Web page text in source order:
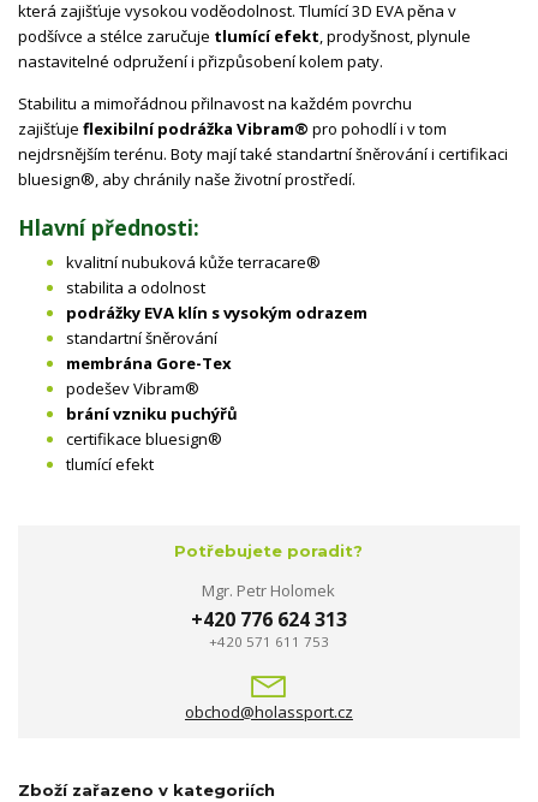
která zajišťuje vysokou voděodolnost. Tlumící 3D EVA pěna v
podšívce a stélce zaručuje tlumící efekt, prodyšnost, plynule
nastavitelné odpružení i přizpůsobení kolem paty.
Stabilitu a mimořádnou přilnavost na každém povrchu
zajišťuje flexibilní podrážka Vibram® pro pohodlí i v tom
nejdrsnějším terénu. Boty mají také standartní šněrování i certifikaci
bluesign®, aby chránily naše životní prostředí.
Hlavní přednosti:
kvalitní nubuková kůže terracare®
stabilita a odolnost
podrážky EVA klín s vysokým odrazem
standartní šněrování
membrána Gore-Tex
podešev Vibram®
brání vzniku puchýřů
certifikace bluesign®
tlumící efekt
Potřebujete poradit?
Mgr. Petr Holomek
+420 776 624 313
+420 571 611 753
obchod@holassport.cz
Zboží zařazeno v kategoriích